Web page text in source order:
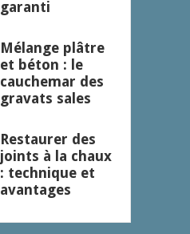
garanti
Mélange plâtre
et béton : le
cauchemar des
gravats sales
Restaurer des
joints à la chaux
: technique et
avantages